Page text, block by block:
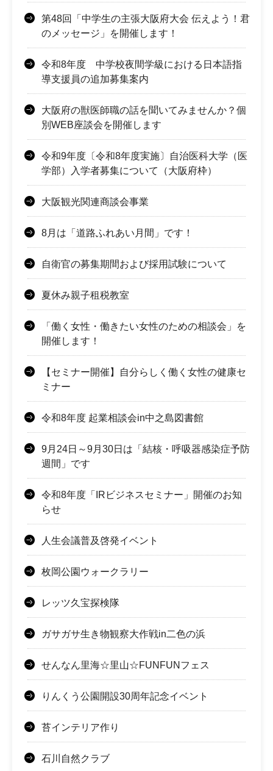
第48回「中学生の主張大阪府大会 伝えよう！君
のメッセージ」を開催します！
令和8年度 中学校夜間学級における日本語指
導支援員の追加募集案内
大阪府の獣医師職の話を聞いてみませんか？個
別WEB座談会を開催します
令和9年度〔令和8年度実施〕自治医科大学（医
学部）入学者募集について（大阪府枠）
大阪観光関連商談会事業
8月は「道路ふれあい月間」です！
自衛官の募集期間および採用試験について
夏休み親子租税教室
「働く女性・働きたい女性のための相談会」を
開催します！
【セミナー開催】自分らしく働く女性の健康セ
ミナー
令和8年度 起業相談会in中之島図書館
9月24日～9月30日は「結核・呼吸器感染症予防
週間」です
令和8年度「IRビジネスセミナー」開催のお知
らせ
人生会議普及啓発イベント
枚岡公園ウォークラリー
レッツ久宝探検隊
ガサガサ生き物観察大作戦in二色の浜
せんなん里海☆里山☆FUNFUNフェス
りんくう公園開設30周年記念イベント
苔インテリア作り
石川自然クラブ